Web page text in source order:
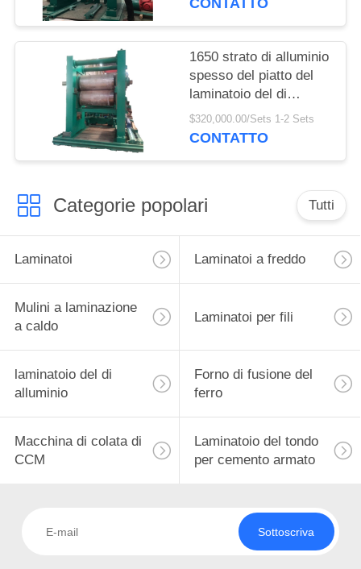
CONTATTO
1650 strato di alluminio
spesso del piatto del
laminatoio del di
alluminio 6-8 millimetri
$320,000.00/Sets 1-2 Sets
CONTATTO
Categorie popolari Tutti
Laminatoi Laminatoi a freddo
Mulini a laminazione
a caldo
Laminatoi per fili
laminatoio del di
alluminio
Forno di fusione del
ferro
Macchina di colata di
CCM
Laminatoio del tondo
per cemento armato
Sottoscriva